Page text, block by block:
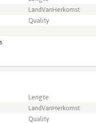
LandVanHerkomst
Quality
Lengte
LandVanHerkomst
Quality
login page.